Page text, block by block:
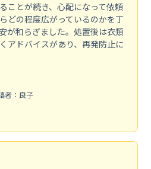
ことが続き、心配になって依頼
どの程度広がっているのかを丁
が和らぎました。処置後は衣類
アドバイスがあり、再発防止に
者：良子